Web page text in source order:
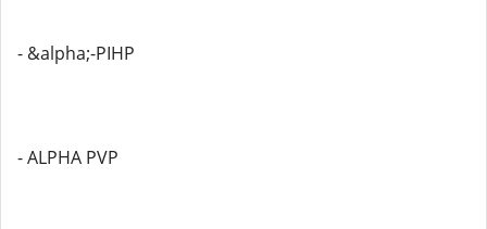
- &alpha;-PIHP
- ALPHA PVP